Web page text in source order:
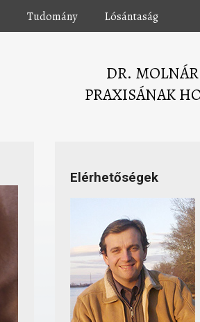
Tudomány Lósántaság
DR.
PRAXISÁNAK
Elérhetőségek